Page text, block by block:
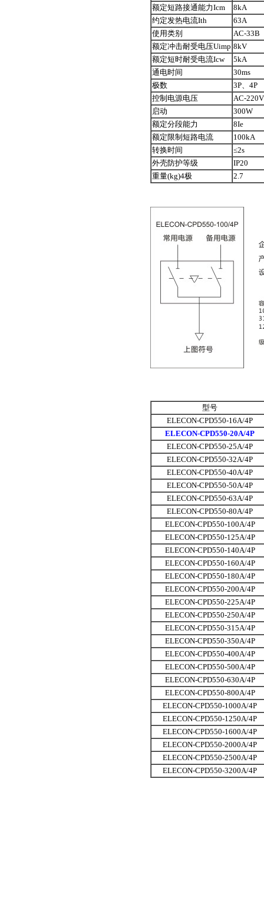
额定短路接通能力Icm
8kA
约定发热电流Ith
63A
使用类别
AC-33B
额定冲击耐受电压Uimp 8kV
额定短时耐受电流Icw
5kA
通电时间
30ms
极数
3P、4P
控制电源电压
AC-220V
启动
300W
额定分段能力
8Ie
额定限制短路电流
100kA
转换时间
≤2s
外壳防护等级
IP20
重量(kg)4极
2.7
型号
ELECON-CPD550-16A/4P
ELECON-CPD550-20A/4P
ELECON-CPD550-25A/4P
ELECON-CPD550-32A/4P
ELECON-CPD550-40A/4P
ELECON-CPD550-50A/4P
ELECON-CPD550-63A/4P
ELECON-CPD550-80A/4P
ELECON-CPD550-100A/4P
ELECON-CPD550-125A/4P
ELECON-CPD550-140A/4P
ELECON-CPD550-160A/4P
ELECON-CPD550-180A/4P
ELECON-CPD550-200A/4P
ELECON-CPD550-225A/4P
ELECON-CPD550-250A/4P
ELECON-CPD550-315A/4P
ELECON-CPD550-350A/4P
ELECON-CPD550-400A/4P
ELECON-CPD550-500A/4P
ELECON-CPD550-630A/4P
ELECON-CPD550-800A/4P
ELECON-CPD550-1000A/4P
ELECON-CPD550-1250A/4P
ELECON-CPD550-1600A/4P
ELECON-CPD550-2000A/4P
ELECON-CPD550-2500A/4P
ELECON-CPD550-3200A/4P